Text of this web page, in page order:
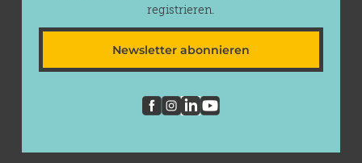
registrieren.
Newsletter abonnieren